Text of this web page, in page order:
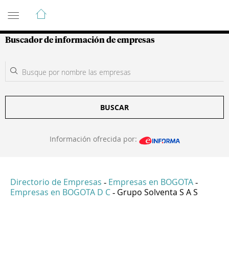
Guía de Empresas Colombianas
Buscador de información de empresas
BUSCAR
Información ofrecida por:
Directorio de Empresas - Empresas en BOGOTA -
Empresas en BOGOTA D C - Grupo Solventa S A S